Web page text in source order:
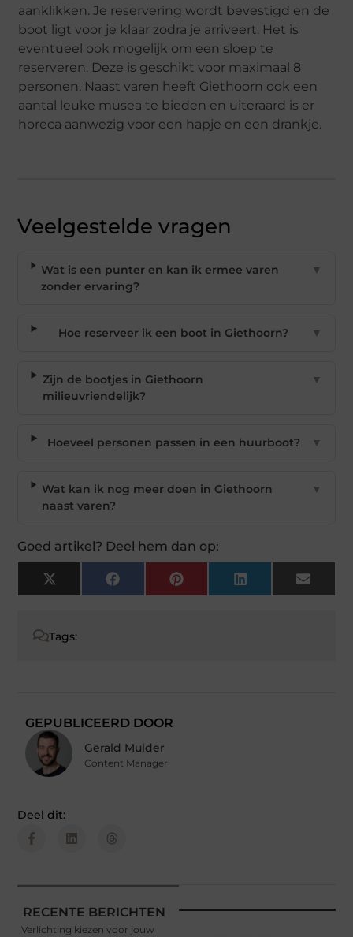
aanklikken. Je reservering wordt bevestigd en de
boot ligt voor je klaar zodra je arriveert. Het is
eventueel ook mogelijk om een sloep te
reserveren. Deze is geschikt voor maximaal 8
personen. Naast varen heeft Giethoorn ook een
aantal leuke musea te bieden en uiteraard is er
horeca aanwezig voor een hapje en een drankje.
Veelgestelde vragen
Wat is een punter en kan ik ermee varen
zonder ervaring?
▼
Hoe reserveer ik een boot in Giethoorn? ▼
Zijn de bootjes in Giethoorn
milieuvriendelijk?
▼
Hoeveel personen passen in een huurboot? ▼
Wat kan ik nog meer doen in Giethoorn
naast varen?
▼
Goed artikel? Deel hem dan op:
X
(Twitter)
Facebook Pinterest LinkedIn Email
Tags:
GEPUBLICEERD DOOR
Gerald Mulder
Content Manager
Deel dit:
RECENTE BERICHTEN
Verlichting kiezen voor jouw